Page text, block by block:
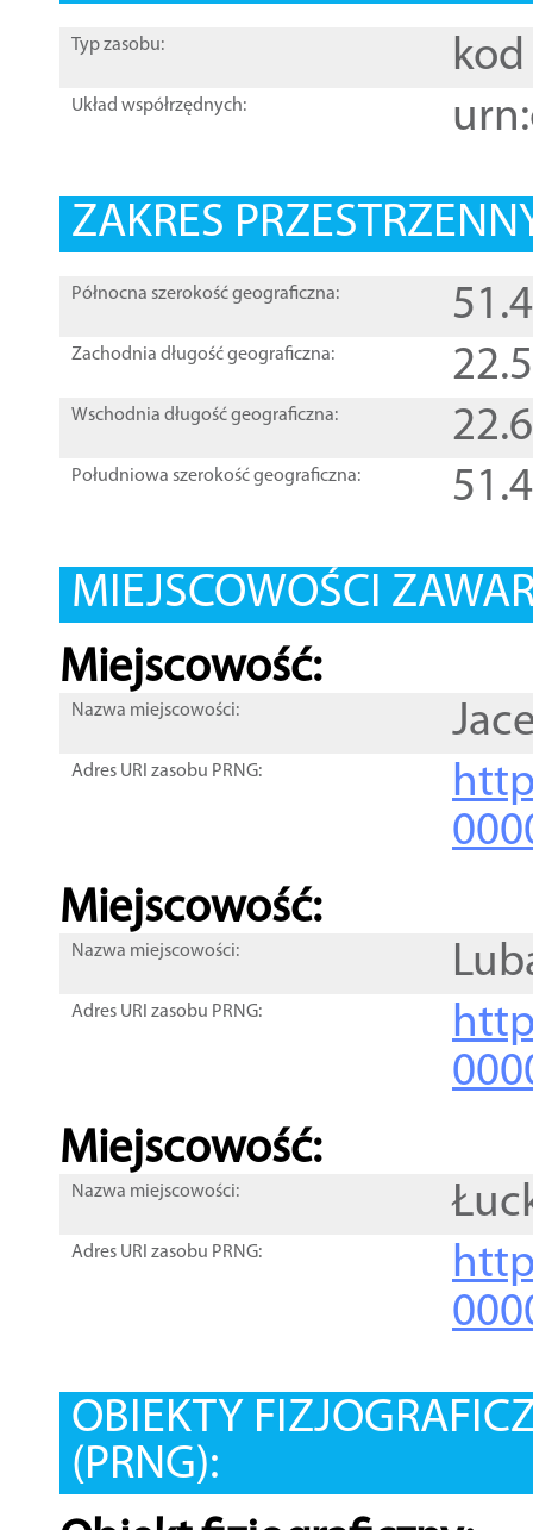
Typ zasobu: kod
Układ współrzędnych:
ZAKRES
Północna szerokość geograficzna:
Zachodnia długość geograficzna:
Wschodnia długość geograficzna:
Południowa szerokość geograficzna:
MIEJSCOWOŚCI
Miejscowość:
Nazwa miejscowości:
Adres URI zasobu PRNG:
Miejscowość:
Nazwa miejscowości:
Adres URI zasobu PRNG:
Miejscowość:
Nazwa miejscowości:
Adres URI zasobu PRNG:
OBIEKTY
(PRNG):